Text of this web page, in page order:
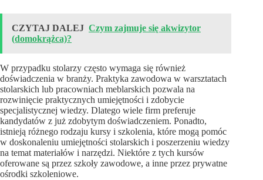
CZYTAJ DALEJ Czym zajmuje się akwizytor
(domokrążca)?
W przypadku stolarzy często wymaga się również
doświadczenia w branży. Praktyka zawodowa w warsztatach
stolarskich lub pracowniach meblarskich pozwala na
rozwinięcie praktycznych umiejętności i zdobycie
specjalistycznej wiedzy. Dlatego wiele firm preferuje
kandydatów z już zdobytym doświadczeniem. Ponadto,
istnieją różnego rodzaju kursy i szkolenia, które mogą pomóc
w doskonaleniu umiejętności stolarskich i poszerzeniu wiedzy
na temat materiałów i narzędzi. Niektóre z tych kursów
oferowane są przez szkoły zawodowe, a inne przez prywatne
ośrodki szkoleniowe.